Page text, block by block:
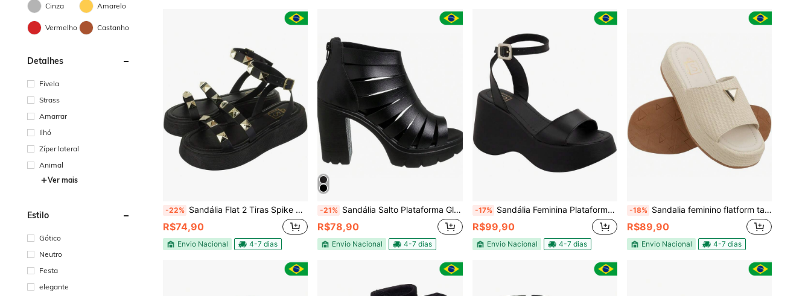
Cinza Amarelo
Vermelho Castanho
Detalhes
Fivela
Strass
Amarrar
Ilhó
Zíper lateral
Animal
Ver mais
Estilo
Gótico
Neutro
Festa
elegante
-22% Sandália Flat 2 Tiras Spike Papete Feminina Pirâmide Moda
R$74,90
Envio Nacional 4-7 dias
-21% Sandália Salto Plataforma Gladiadora Sintético ou Verniz
R$78,90
Envio Nacional 4-7 dias
-17% Sandália Feminina Plataforma Anabela flat Gáspea Larga
R$99,90
Envio Nacional 4-7 dias
-18% Sandalia feminino flatform tamanco chinelo confortável
R$89,90
Envio Nacional 4-7 dias